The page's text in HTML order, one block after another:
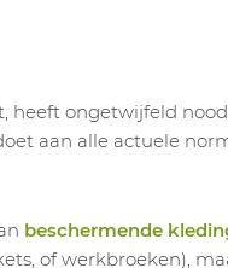
heeft ongetwijfeld
aan alle actuele
beschermende
of werkbroeken),